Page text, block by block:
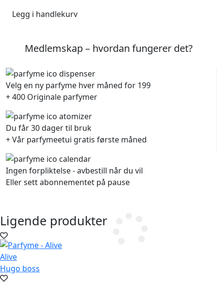
Legg i handlekurv
Medlemskap – hvordan fungerer det?
Velg en ny parfyme hver måned for 199
+ 400 Originale parfymer
Du får 30 dager til bruk
+ Vår parfymeetui gratis første måned
Ingen forpliktelse - avbestill når du vil
Eller sett abonnementet på pause
Ligende produkter
Alive
Hugo boss